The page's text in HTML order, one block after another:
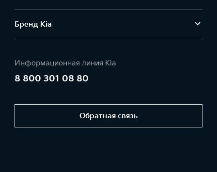
Бренд Kia
Информационная линия Kia
8 800 301 08 80
Обратная связь